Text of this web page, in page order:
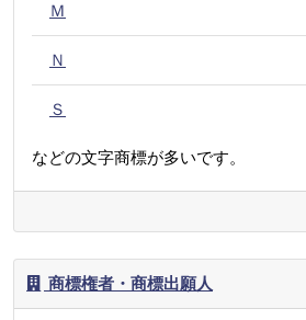
Ｍ
Ｎ
Ｓ
などの文字商標が多いです。
商標権者・商標出願人